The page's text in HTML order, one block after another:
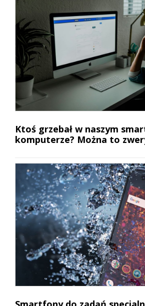
Ktoś grzebał w naszym
komputerze? Można to